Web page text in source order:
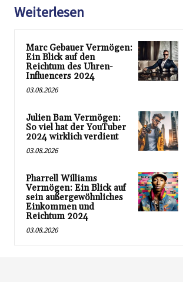
Weiterlesen
Marc Gebauer Vermögen:
Ein Blick auf den
Reichtum des Uhren-
Influencers 2024
03.08.2026
Julien Bam Vermögen:
So viel hat der YouTuber
2024 wirklich verdient
03.08.2026
Pharrell Williams
Vermögen: Ein Blick auf
sein außergewöhnliches
Einkommen und
Reichtum 2024
03.08.2026